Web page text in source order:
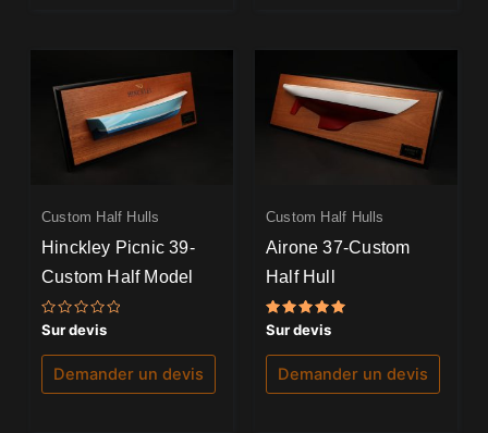
Custom Half Hulls
Hinckley Picnic 39-
Custom Half Model
Note
0
sur
Sur devis
Demander un devis
Custom Half Hulls
Airone 37-Custom
Half Hull
Note
5.00
sur 5
Sur devis
Demander un devis